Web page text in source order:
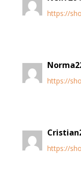
https://
https://
https://